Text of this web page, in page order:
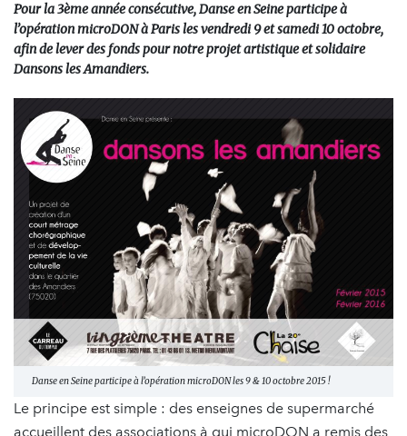
Pour la 3ème année consécutive, Danse en Seine participe à
l’opération microDON à Paris les vendredi 9 et samedi 10 octobre,
afin de lever des fonds pour notre projet artistique et solidaire
Dansons les Amandiers.
Danse en Seine participe à l’opération microDON les 9 & 10 octobre 2015 !
Le principe est simple : des enseignes de supermarché
accueillent des associations à qui microDON a remis des